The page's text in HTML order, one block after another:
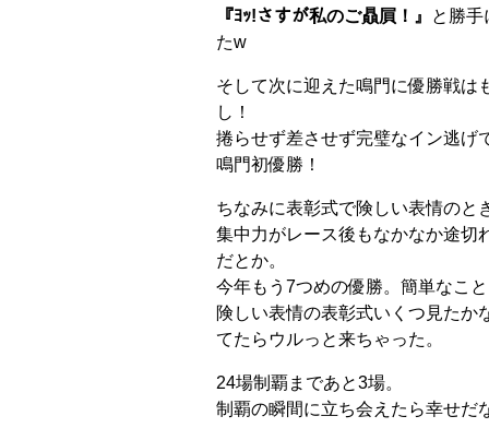
『ﾖｯ!さすが私のご贔屓！』
と勝手
たw
そして次に迎えた鳴門に優勝戦は
し！
捲らせず差させず完璧なイン逃げ
鳴門初優勝！
ちなみに表彰式で険しい表情のと
集中力がレース後もなかなか途切
だとか。
今年もう7つめの優勝。簡単なこ
険しい表情の表彰式いくつ見たか
てたらウルっと来ちゃった。
24場制覇まであと3場。
制覇の瞬間に立ち会えたら幸せだ